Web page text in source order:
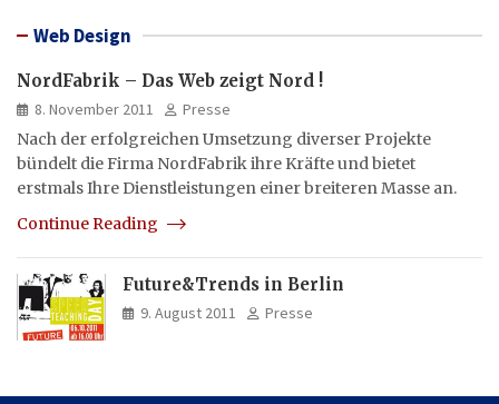
Web Design
NordFabrik – Das Web zeigt Nord !
8. November 2011
Presse
Nach der erfolgreichen Umsetzung diverser Projekte
bündelt die Firma NordFabrik ihre Kräfte und bietet
erstmals Ihre Dienstleistungen einer breiteren Masse an.
Continue Reading
Future&Trends in Berlin
9. August 2011 Presse